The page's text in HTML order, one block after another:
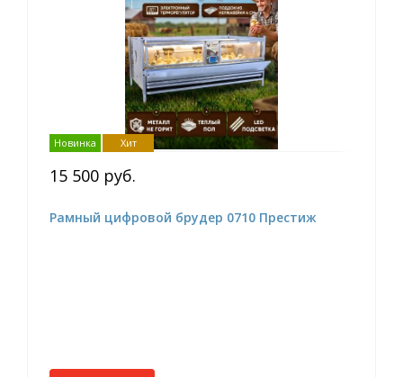
Новинка Хит
15 500 руб.
Рамный цифровой брудер 0710 Престиж